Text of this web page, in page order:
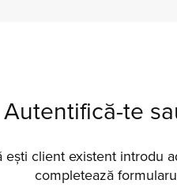
Autentifică-te
ești client existent introdu
completează